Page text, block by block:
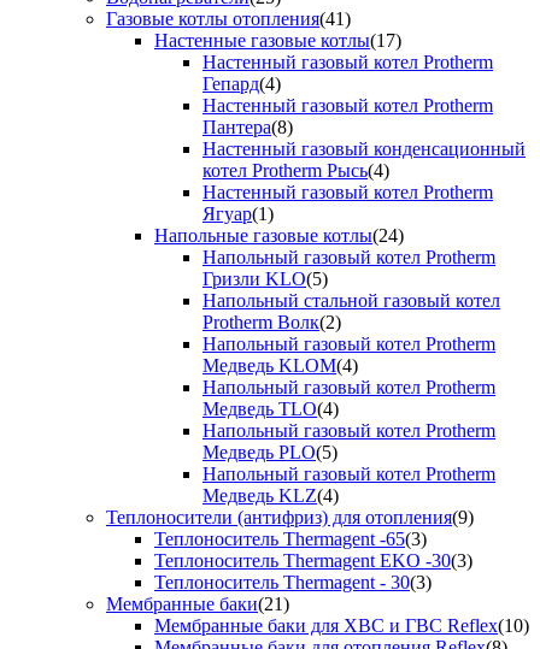
Газовые котлы отопления(41)
Настенные газовые котлы(17)
Настенный газовый котел Protherm
Гепард(4)
Настенный газовый котел Protherm
Пантера(8)
Настенный газовый конденсационный
котел Protherm Рысь(4)
Настенный газовый котел Protherm
Ягуар(1)
Напольные газовые котлы(24)
Напольный газовый котел Protherm
Гризли KLO(5)
Напольный стальной газовый котел
Protherm Волк(2)
Напольный газовый котел Protherm
Медведь KLOM(4)
Напольный газовый котел Protherm
Медведь TLO(4)
Напольный газовый котел Protherm
Медведь PLO(5)
Напольный газовый котел Protherm
Медведь KLZ(4)
Теплоносители (антифриз) для отопления(9)
Теплоноситель Thermagent -65(3)
Теплоноситель Thermagent EKO -30(3)
Теплоноситель Thermagent - 30(3)
Мембранные баки(21)
Мембранные баки для ХВС и ГВС Reflex(10)